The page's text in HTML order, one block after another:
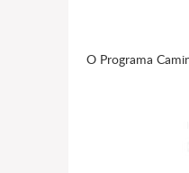
O Programa